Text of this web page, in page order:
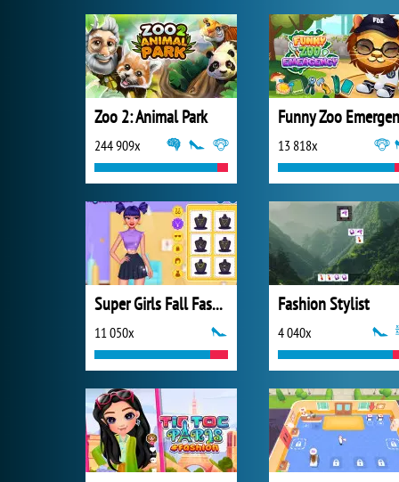
Zoo 2: Animal Park
244 909x 13 818x
Super Girls Fall Fashion Trends
11 050x
Fashion Stylist
4 040x